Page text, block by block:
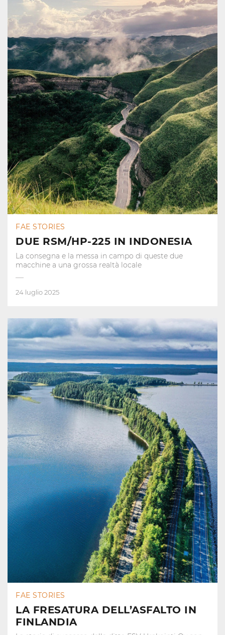
FAE STORIES
DUE RSM/HP-225 IN INDONESIA
La consegna e la messa in campo di queste due
macchine a una grossa realtà locale
24 luglio 2025
FAE STORIES
LA FRESATURA DELL’ASFALTO IN
FINLANDIA